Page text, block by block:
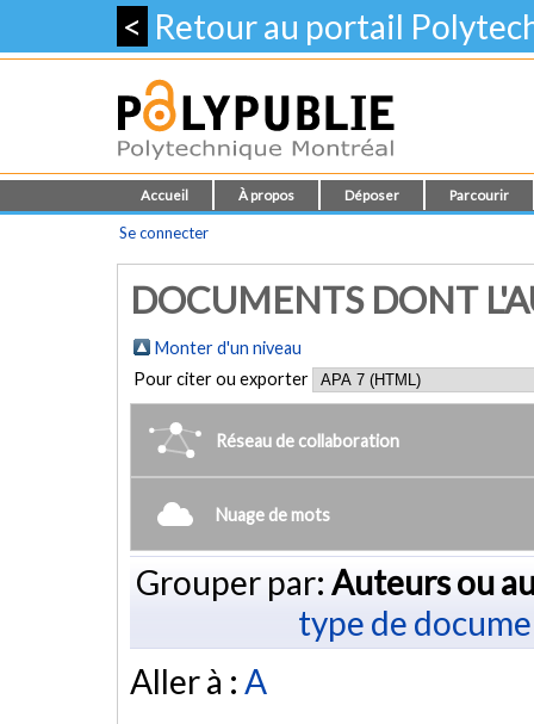
< Retour au portail
Accueil À propos Déposer Parcourir
Se connecter
DOCUMENTS DONT
Monter d'un niveau
Pour citer ou exporter
Réseau de collaboration
Nuage de mots
Grouper par: Auteurs ou
type de
Aller à : A